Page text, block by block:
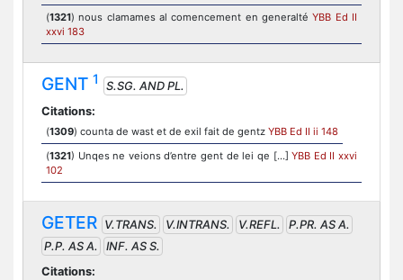
(1321) nous clamames al comencement en generaltéYBB Ed II
xxvi 183
GENT 1
S.SG. AND PL.
Citations:
(1309) counta de wast et de exil fait de gentz YBB Ed II ii 148
(1321) Unqes ne veions d’entre gent de lei qe [...]YBB Ed II xxvi
102
GETER V.TRANS. V.INTRANS. V.REFL.
P.PR. AS A.
P.P. AS A.
INF. AS S.
Citations: